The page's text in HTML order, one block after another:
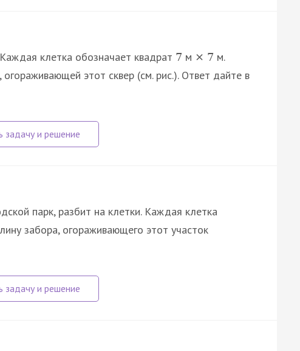
клетка обозначает квадрат 7 м × 7 м.
этот сквер (см. рис.). Ответ дайте в
парк, разбит на клетки. Каждая клетка
забора, огораживающего этот участок